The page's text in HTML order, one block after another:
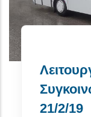
21/2/19